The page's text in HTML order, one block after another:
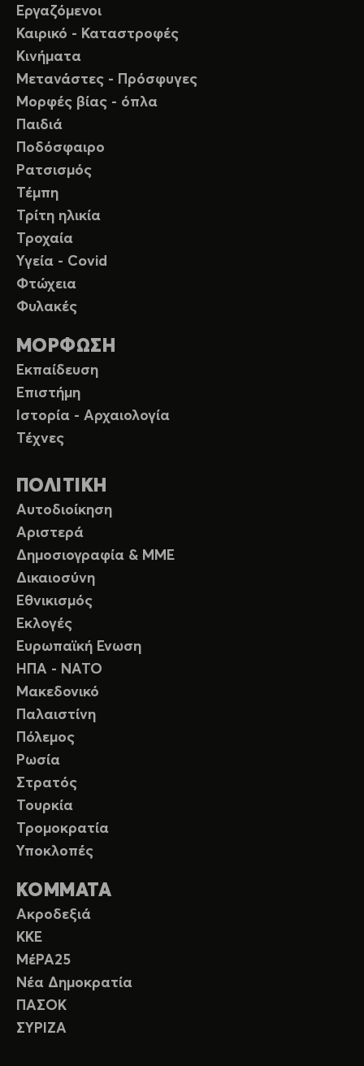
Εργαζόμενοι
Καιρικό - Καταστροφές
Κινήματα
Μετανάστες - Πρόσφυγες
Μορφές βίας - όπλα
Παιδιά
Ποδόσφαιρο
Ρατσισμός
Τέμπη
Τρίτη ηλικία
Τροχαία
Υγεία - Covid
Φτώχεια
Φυλακές
ΜΟΡΦΩΣΗ
Εκπαίδευση
Επιστήμη
Ιστορία - Αρχαιολογία
Τέχνες
ΠΟΛΙΤΙΚΗ
Αυτοδιοίκηση
Αριστερά
Δημοσιογραφία & ΜΜΕ
Δικαιοσύνη
Εθνικισμός
Εκλογές
Ευρωπαϊκή Ενωση
ΗΠΑ - ΝΑΤΟ
Μακεδονικό
Παλαιστίνη
Πόλεμος
Ρωσία
Στρατός
Τουρκία
Τρομοκρατία
Υποκλοπές
ΚΟΜΜΑΤΑ
Ακροδεξιά
ΚΚΕ
ΜέΡΑ25
Νέα Δημοκρατία
ΠΑΣΟΚ
ΣΥΡΙΖΑ